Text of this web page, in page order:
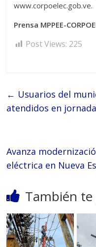
www.corpoelec.gob.ve.
Prensa MPPEE-
Post Views: 225
← Usuarios del
atendidos en
Avanza
eléctrica en Nueva
También